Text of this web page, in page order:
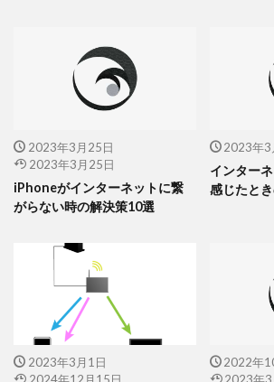
2023年3月25日
2023年3月25日
iPhoneがインターネットに繋
がらない時の解決策10選
2023年3
インター
感じたと
2023年3月1日
2022年